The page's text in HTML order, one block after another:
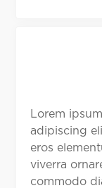
Lorem
adipiscing
eros
viverra
commodo